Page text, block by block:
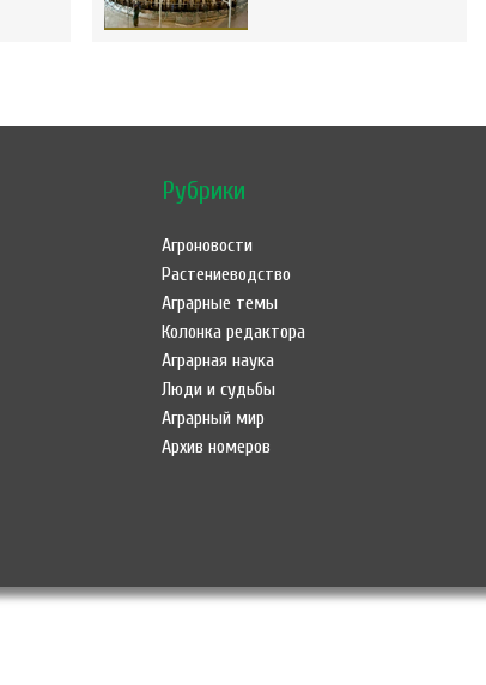
Рубрики
Агроновости
Растениеводство
Аграрные темы
Колонка редактора
Аграрная наука
Люди и судьбы
Аграрный мир
Архив номеров